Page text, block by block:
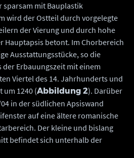
mit Bauplastik
wird der Ostteil durch vorgelegte
der Vierung und durch hohe
Hauptapsis betont. Im Chorbereich
Ausstattungsstücke, so die
Erbauungszeit mit einem
Viertel des 14. Jahrhunderts und
um 1240 (Abbildung 2). Darüber
in der südlichen Apsiswand
auf eine ältere romanische
Der kleine und bislang
befindet sich unterhalb der